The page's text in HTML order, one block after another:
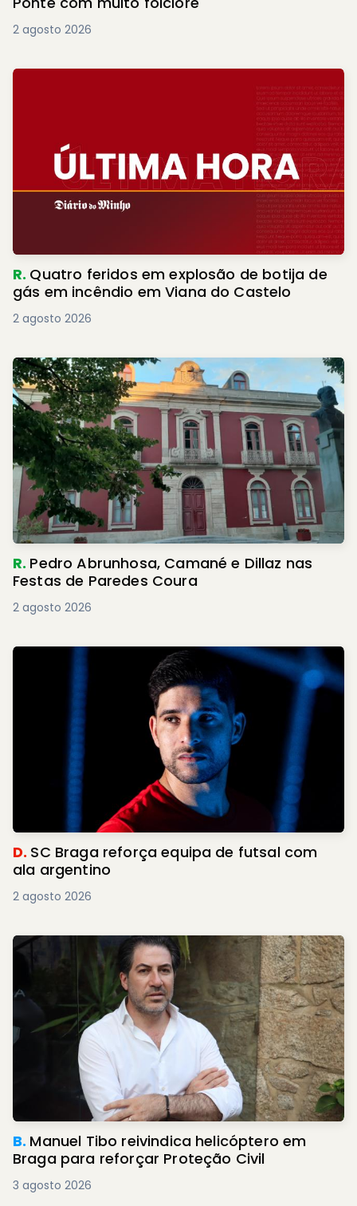
2 agosto 2026
R. Quatro feridos em explosão de botija de
gás em incêndio em Viana do Castelo
2 agosto 2026
R. Pedro Abrunhosa, Camané e Dillaz nas
Festas de Paredes Coura
2 agosto 2026
D. SC Braga reforça equipa de futsal com
ala argentino
2 agosto 2026
B. Manuel Tibo reivindica helicóptero em
Braga para reforçar Proteção Civil
3 agosto 2026